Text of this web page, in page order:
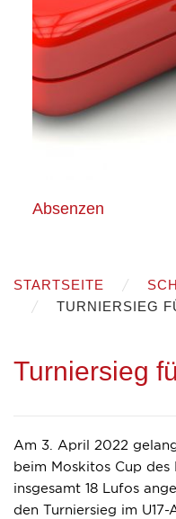
Absenzen
STARTSEITE
TURNIERSIEG
Turniersieg
Am 3. April 2022
beim Moskitos Cup des
insgesamt 18 Lufos
den Turniersieg im